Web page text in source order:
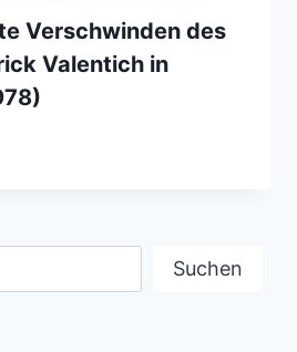
Verschwinden des
Valentich in
Suchen